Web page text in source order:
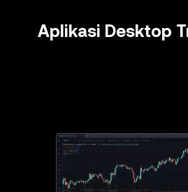
Aplikasi Desktop